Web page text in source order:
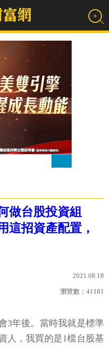
做台股投資組
這招資產配置，
2021.08.18
瀏覽數： 41181
3年後。當時我就是標準
人，我買的是1檔台股基